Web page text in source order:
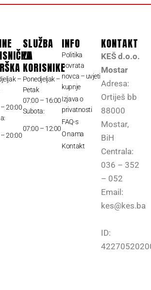
–
20:00
20:00
SLUŽBA
ZA
KORISNIKE
Ponedjeljak –
Petak
07:00 – 16:00
Subota:
07:00 – 12:00
INFO
Politika
povrata
novca – uvjeti
kupnje
Izjava o
privatnosti
FAQ-s
O nama
Kontakt
KONTAKT
KEŠ d.o.o.
Mostar
Adresa:
Ortiješ bb
88000
Mostar,
BiH
Centrala:
036 – 352
– 052
Email:
kes@kes.ba
ID: